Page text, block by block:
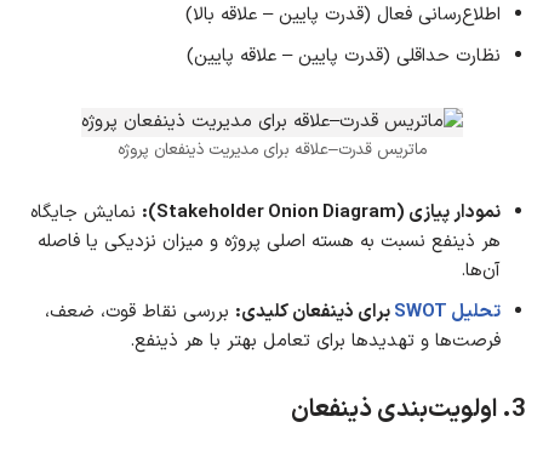
اطلاع‌رسانی فعال (قدرت پایین – علاقه بالا)
نظارت حداقلی (قدرت پایین – علاقه پایین)
ماتریس قدرت–علاقه برای مدیریت ذینفعان پروژه
نمودار پیازی (Stakeholder Onion Diagram):
نمایش جایگاه
هر ذینفع نسبت به هسته اصلی پروژه و میزان نزدیکی یا فاصله
آن‌ها.
تحلیل SWOT
برای ذینفعان کلیدی: بررسی نقاط قوت، ضعف،
فرصت‌ها و تهدیدها برای تعامل بهتر با هر ذینفع.
3. اولویت‌بندی ذینفعان